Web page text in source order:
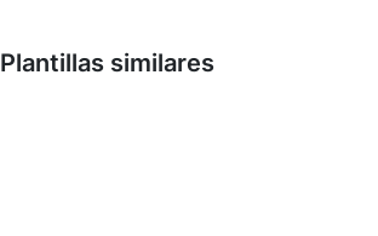
Plantillas similares
Saber más